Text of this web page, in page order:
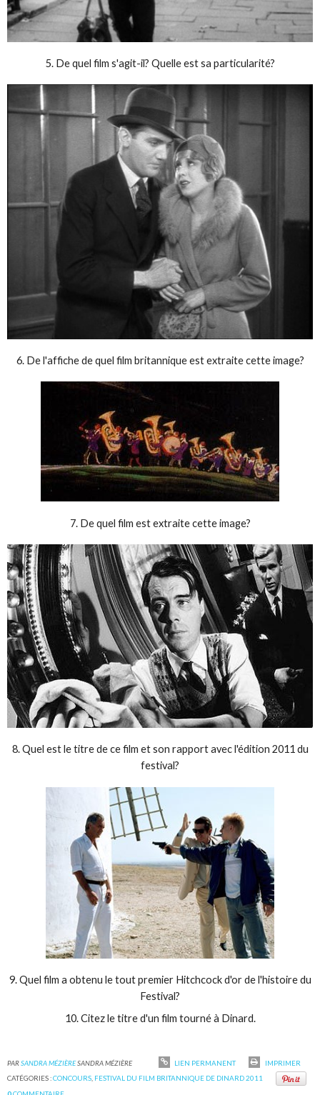
5. De quel film s'agit-il? Quelle est sa particularité?
6. De l'affiche de quel film britannique est extraite cette image?
7. De quel film est extraite cette image?
8. Quel est le titre de ce film et son rapport avec l'édition 2011 du
festival?
9. Quel film a obtenu le tout premier Hitchcock d'or de l'histoire du
Festival?
10. Citez le titre d'un film tourné à Dinard.
PARSANDRA MÉZIÈRESANDRA MÉZIÈRE LIEN PERMANENT
IMPRIMER
CATÉGORIES :CONCOURS FESTIVAL DU FILM BRITANNIQUE DE DINARD 2011